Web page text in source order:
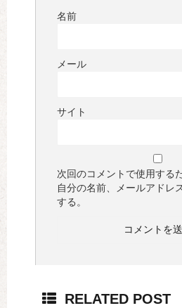
名前
メール
サイト
次回のコメントで使用する
自分の名前、メールアドレ
する。
RELATED POST